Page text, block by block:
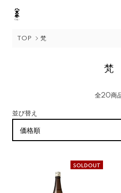
TOP 梵
梵
全20商
並び替え
SOLDOUT